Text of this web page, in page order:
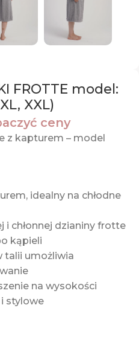
FROTTE model:
XXL)
ceny
z kapturem – model
idealny na chłodne
i chłonnej dzianiny frotte
kąpieli
talii umożliwia
na wysokości
stylowe